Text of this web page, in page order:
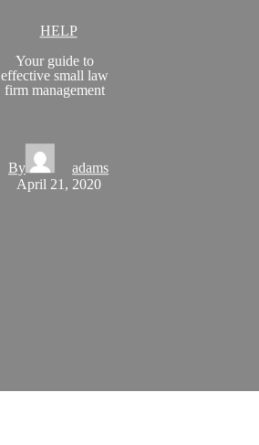
HELP
Your guide to
effective small law
firm management
By
adams
April 21, 2020